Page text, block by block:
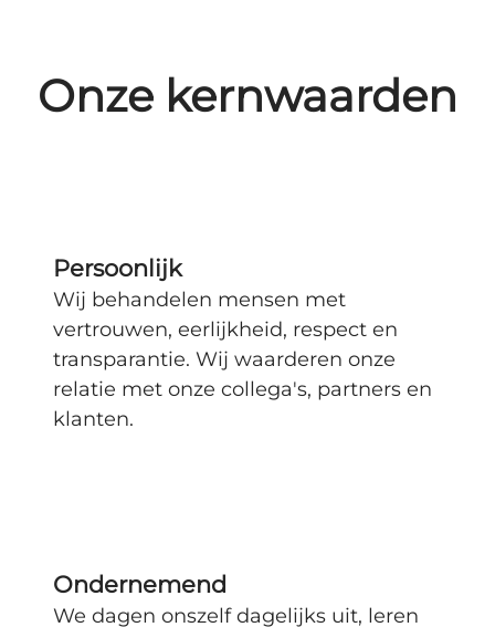
Onze kernwaarden
Persoonlijk
Wij behandelen mensen met
vertrouwen, eerlijkheid, respect en
transparantie. Wij waarderen onze
relatie met onze collega's, partners en
klanten.
Ondernemend
We dagen onszelf dagelijks uit, leren